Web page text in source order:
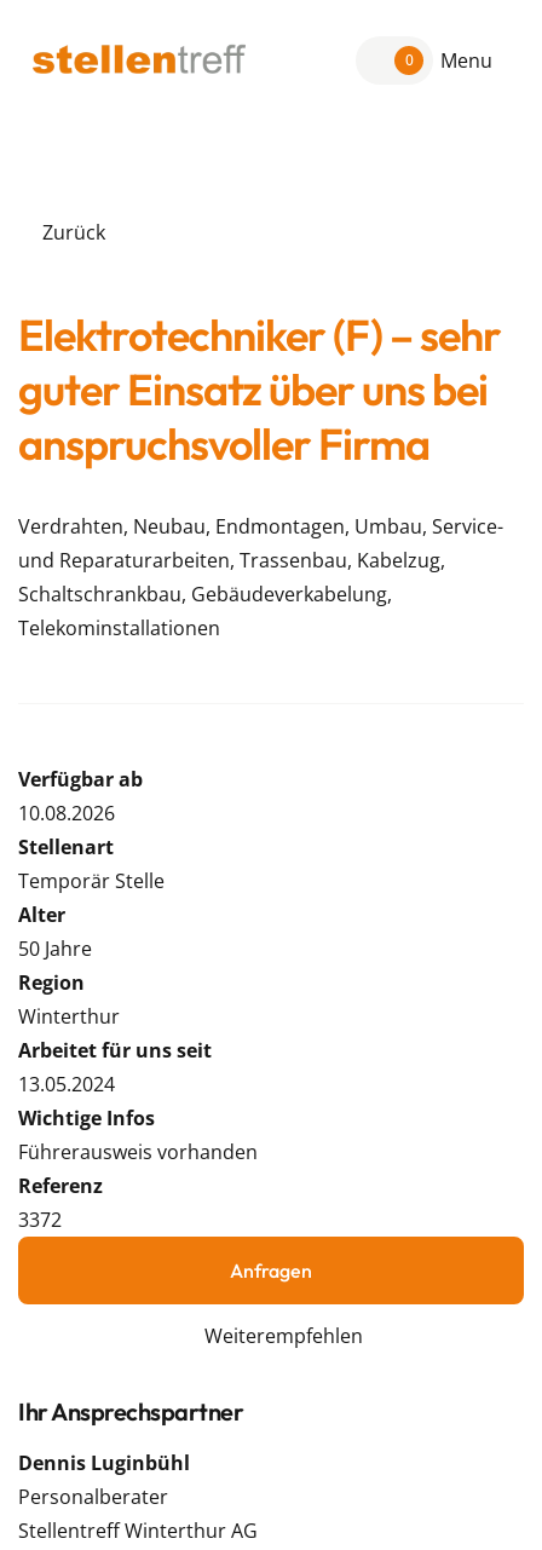
0 Menu
Zurück
Elektrotechniker (F) – sehr
guter Einsatz über uns bei
anspruchsvoller Firma
Verdrahten, Neubau, Endmontagen, Umbau, Service-
und Reparaturarbeiten, Trassenbau, Kabelzug,
Schaltschrankbau, Gebäudeverkabelung,
Telekominstallationen
Verfügbar ab
10.08.2026
Stellenart
Temporär Stelle
Alter
50 Jahre
Region
Winterthur
Arbeitet für uns seit
13.05.2024
Wichtige Infos
Führerausweis vorhanden
Referenz
3372
Anfragen
Weiterempfehlen
Ihr Ansprechspartner
Dennis Luginbühl
Personalberater
Stellentreff Winterthur AG